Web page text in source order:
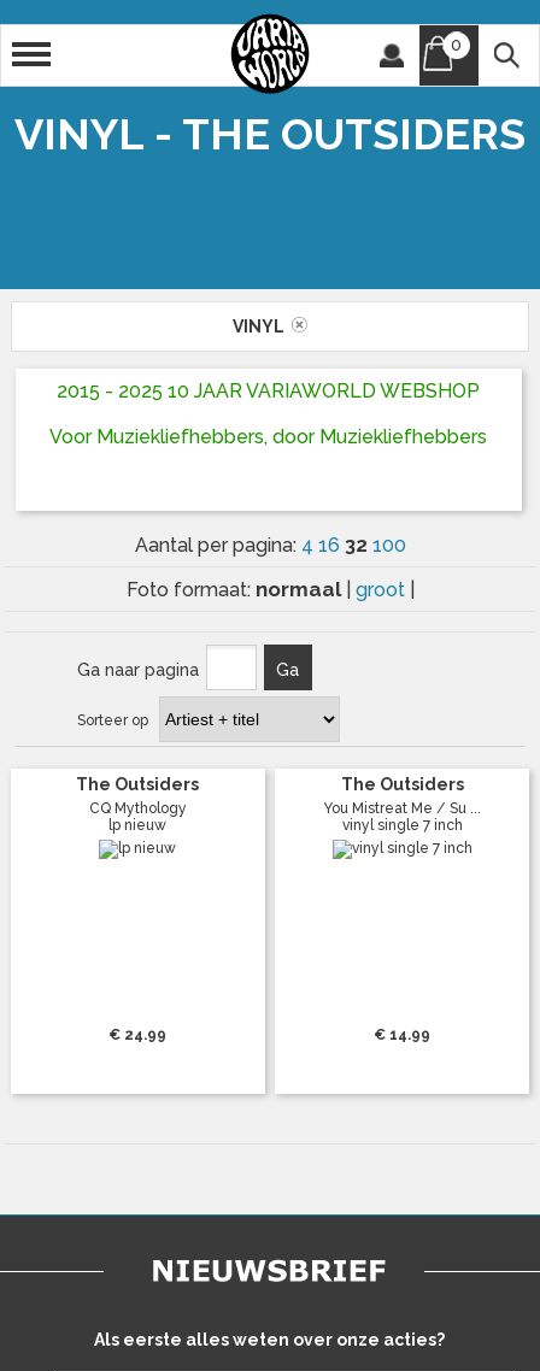
0
VINYL - THE OUTSIDERS
VINYL
2015 - 2025 10 JAAR VARIAWORLD WEBSHOP
Voor Muziekliefhebbers, door Muziekliefhebbers
Aantal per pagina: 4 16 32 100
Foto formaat: normaal groot
Ga naar pagina Ga
Sorteer op
The Outsiders
CQ Mythology
lp nieuw
€ 24.99
The Outsiders
You Mistreat Me / Su ...
vinyl single 7 inch
€ 14.99
Als eerste alles weten over onze acties?